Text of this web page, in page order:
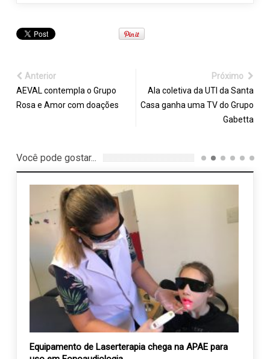
Anterior
AEVAL contempla o Grupo
Rosa e Amor com doações
Próximo
Ala coletiva da UTI da Santa
Casa ganha uma TV do Grupo
Gabetta
Você pode gostar...
Equipamento de Laserterapia chega na APAE para